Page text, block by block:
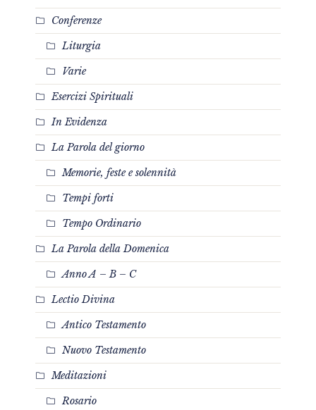
Conferenze
Liturgia
Varie
Esercizi Spirituali
In Evidenza
La Parola del giorno
Memorie, feste e solennità
Tempi forti
Tempo Ordinario
La Parola della Domenica
Anno A – B – C
Lectio Divina
Antico Testamento
Nuovo Testamento
Meditazioni
Rosario